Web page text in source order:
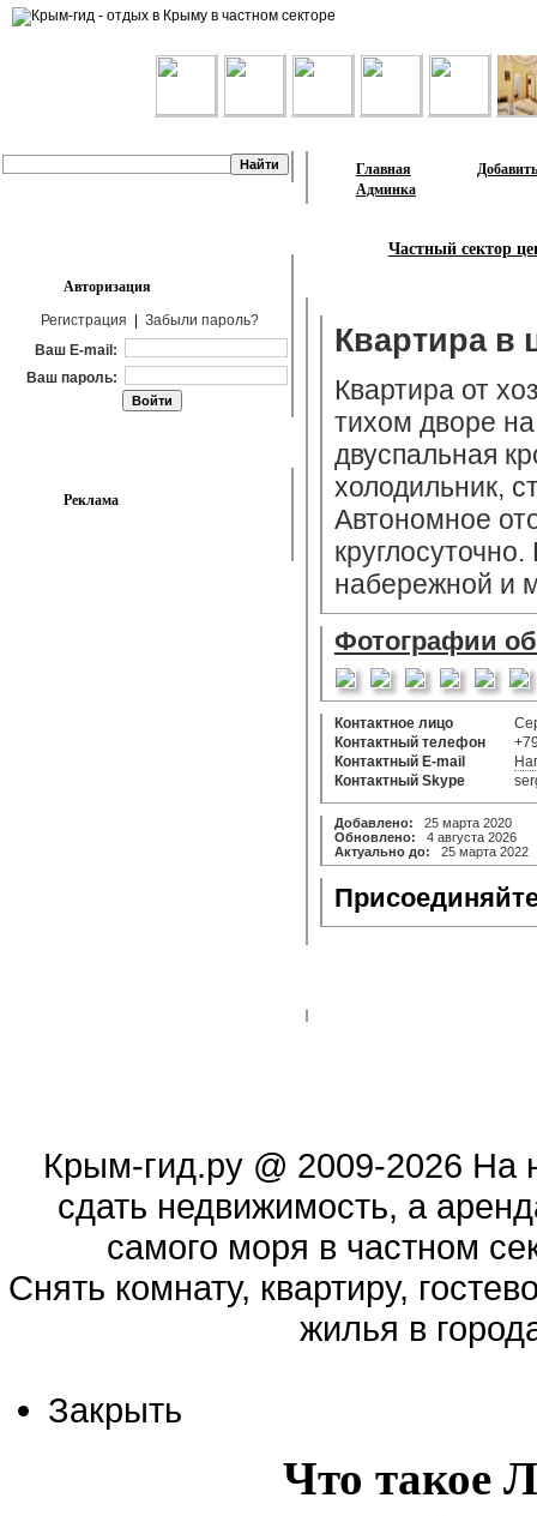
Главная
Админка
Частный сектор
Квартира в
Квартира от
тихом дворе
двуспальная
холодильник,
Автономное
набережной и
Фотографии
Контактное лицо
Контактный телефон
Контактный E-mail
Контактный Skype
Добавлено: 25 марта 2020
Обновлено: 4 августа 2026
Актуально до: 25 марта 2022
Авторизация
Регистрация
Забыли пароль?
Ваш E-mail:
Ваш пароль:
Реклама
Крым-гид.ру@ 2009-2026 На
сдать недвижимость, а
самого моря в частном
Cнять комнату, квартиру,
жилья в
Закрыть
Что такое